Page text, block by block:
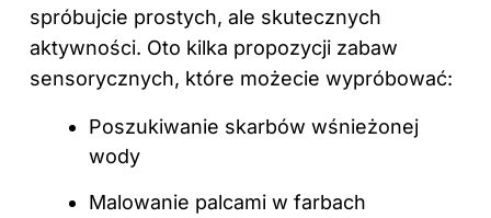
spróbujcie prostych, ale skutecznych
aktywności. Oto kilka propozycji zabaw
sensorycznych, które możecie wypróbować:
Poszukiwanie skarbów wśnieżonej
wody
Malowanie palcami w farbach